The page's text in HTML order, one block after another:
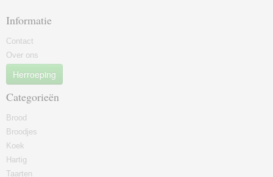
Informatie
Contact
Over ons
Herroeping
Categorieën
Brood
Broodjes
Koek
Hartig
Taarten